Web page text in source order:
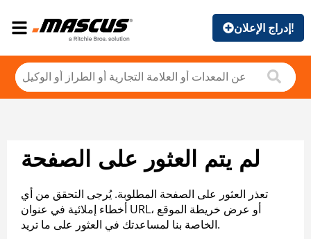
إدراج الإعلان!
لم يتم العثور على الصفحة
تعذر العثور على الصفحة المطلوبة. يُرجى التحقق من أي
أخطاء إملائية في عنوان URL، أو عرض خريطة الموقع
الخاصة بنا لمساعدتك في العثور على ما تريد.